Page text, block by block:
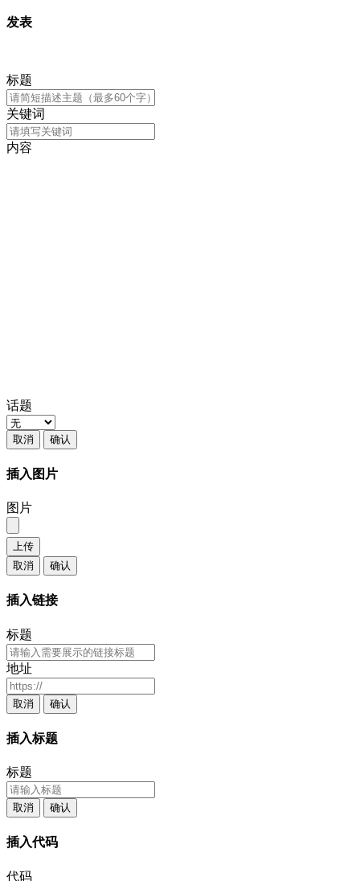
发表
标题
关键词
内容
话题
取消 确认
插入图片
图片
上传
取消
确认
插入链接
标题
地址
取消 确认
插入标题
标题
取消 确认
插入代码
代码